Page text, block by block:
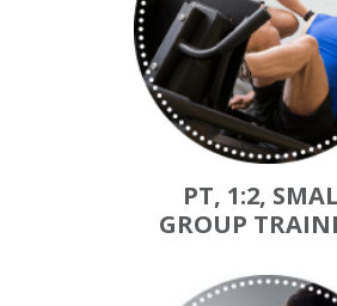
PT, 1:2,
GROUP